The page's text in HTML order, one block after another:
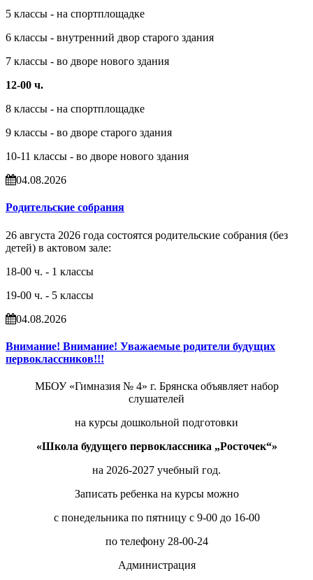
5 классы - на спортплощадке
6 классы - внутренний двор старого здания
7 классы - во дворе нового здания
12-00 ч.
8 классы - на спортплощадке
9 классы - во дворе старого здания
10-11 классы - во дворе нового здания
04.08.2026
Родительские собрания
26 августа 2026 года состоятся родительские собрания (без
детей) в актовом зале:
18-00 ч. - 1 классы
19-00 ч. - 5 классы
04.08.2026
Внимание! Внимание! Уважаемые родители будущих
первоклассников!!!
МБОУ «Гимназия № 4» г. Брянска объявляет набор
слушателей
на курсы дошкольной подготовки
«Школа будущего первоклассника „Росточек“»
на 2026-2027 учебный год.
Записать ребенка на курсы можно
с понедельника по пятницу с 9-00 до 16-00
по телефону 28-00-24
Администрация